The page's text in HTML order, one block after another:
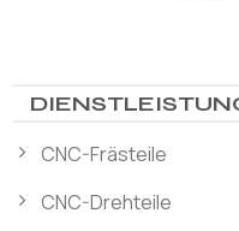
CNC-Frästeile
CNC-Drehteile